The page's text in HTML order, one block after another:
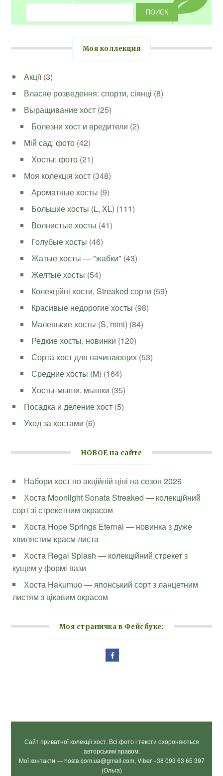
Моя коллекция
Акції(3)
Власне розведення: спорти, сіянці (8)
Выращивание хост (25)
Болезни хост и вредители (2)
Мій сад: фото (42)
Хосты: фото (21)
Моя колекція хост (348)
Ароматные хосты (9)
Большие хосты (L, XL) (111)
Волнистые хосты (41)
Голубые хосты (46)
Жатые хосты — "жабки" (43)
Желтые хосты (54)
Колекційні хости, Streaked сорти (59)
Красивые недорогие хосты (98)
Маленькие хосты (S, mini) (84)
Редкие хосты, новинки (120)
Сорта хост для начинающих (53)
Средние хосты (M) (164)
Хосты-мыши, мышки (35)
Посадка и деление хост (5)
Уход за хостами (6)
НОВОЕ на сайте
Набори хост по акційній ціні на сезон 2026
Хоста Moonlight Sonata Streaked — колекційний
сорт зі стрекетним окрасом
Хоста Hope Springs Eternal — новинка з дуже
хвилястим краєм листа
Хоста Regal Splash — колекційний стрекет з
кущем у формі вази
Хоста Hakumuo — японський сорт з ланцетним
листям з цікавим окрасом
Моя страничка в Фейсбуке:
Сайт приватної колекції хост. Всі фото і тексти охороняються
авторським правом.
Мої контакти — hosta.com.ua@gmail.com, Viber +38 093 63 65 397
(Ольга)